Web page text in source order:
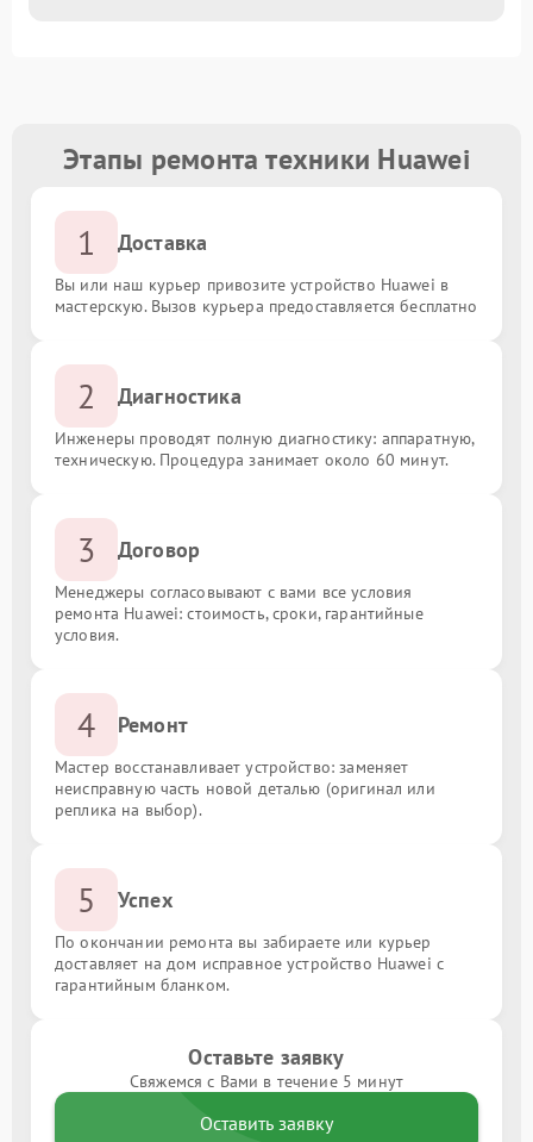
Этапы ремонта техники Huawei
1 Доставка
Вы или наш курьер привозите устройство Huawei в
мастерскую. Вызов курьера предоставляется бесплатно
2 Диагностика
Инженеры проводят полную диагностику: аппаратную,
техническую. Процедура занимает около 60 минут.
3 Договор
Менеджеры согласовывают с вами все условия
ремонта Huawei: стоимость, сроки, гарантийные
условия.
4 Ремонт
Мастер восстанавливает устройство: заменяет
неисправную часть новой деталью (оригинал или
реплика на выбор).
5 Успех
По окончании ремонта вы забираете или курьер
доставляет на дом исправное устройство Huawei с
гарантийным бланком.
Оставьте заявку
Свяжемся с Вами в течение 5 минут
Оставить заявку